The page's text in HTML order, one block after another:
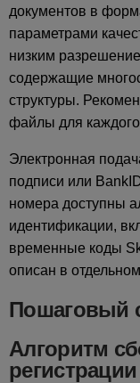
документов в
параметрами
низким
содержащие
структуры.
файлы для
Электронная
подписи или
номера доступны
идентификации,
временные коды
описан в
Пошаговый
Алгоритм
регистрации